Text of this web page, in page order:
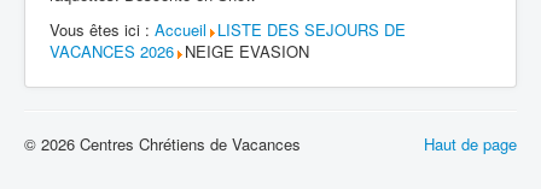
Vous êtes ici : Accueil LISTE DES SEJOURS DE
VACANCES 2026 NEIGE EVASION
Haut de page
© 2026 Centres Chrétiens de Vacances